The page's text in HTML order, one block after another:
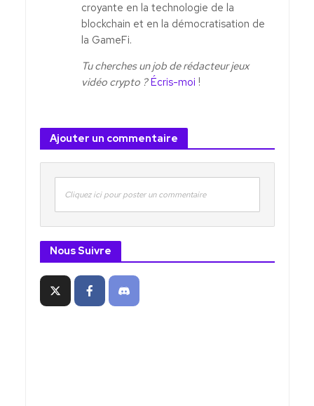
croyante en la technologie de la
blockchain et en la démocratisation de
la GameFi.
Tu cherches un job de rédacteur jeux
vidéo crypto ? Écris-moi !
Ajouter un commentaire
Cliquez ici pour poster un commentaire
Nous Suivre